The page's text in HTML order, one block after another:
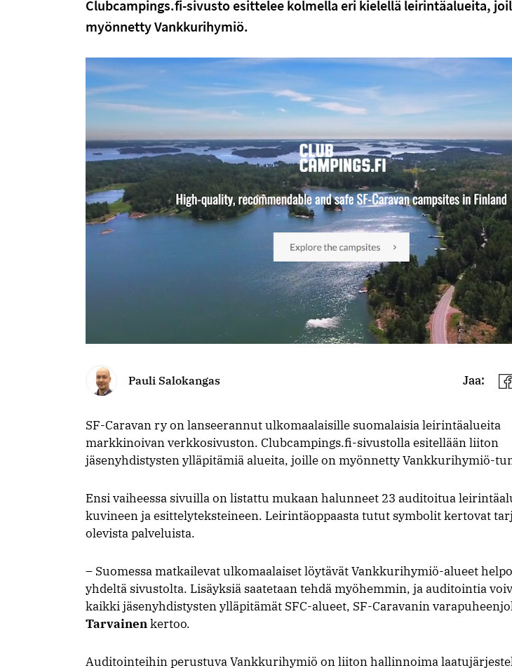
Clubcampings.fi-sivusto esittelee kolmella eri kielellä leirintäalueita,
myönnetty Vankkurihymiö.
Pauli Salokangas Jaa:
Jaa
SF-Caravan ry on lanseerannut ulkomaalaisille suomalaisia leirintäalueita
markkinoivan verkkosivuston. Clubcampings.fi-sivustolla esitellään liiton
jäsenyhdistysten ylläpitämiä alueita, joille on myönnetty Vankkurihymiö-
Ensi vaiheessa sivuilla on listattu mukaan halunneet 23 auditoitua
kuvineen ja esittelyteksteineen. Leirintäoppaasta tutut symbolit kertovat
olevista palveluista.
– Suomessa matkailevat ulkomaalaiset löytävät Vankkurihymiö-alueet
yhdeltä sivustolta. Lisäyksiä saatetaan tehdä myöhemmin, ja auditointia
kaikki jäsenyhdistysten ylläpitämät SFC-alueet, SF-Caravanin
Tarvainenkertoo.
Auditointeihin perustuva Vankkurihymiö on liiton hallinnoima